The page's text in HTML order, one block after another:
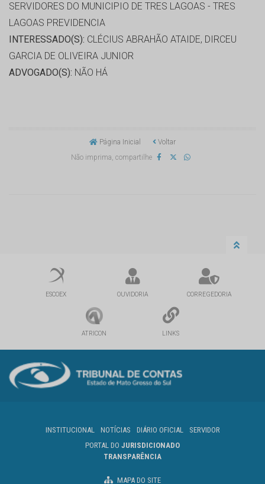
SERVIDORES DO MUNICIPIO DE TRES LAGOAS - TRES
LAGOAS PREVIDENCIA
INTERESSADO(S): CLÉCIUS ABRAHÃO ATAIDE, DIRCEU
GARCIA DE OLIVEIRA JUNIOR
ADVOGADO(S): NÃO HÁ
Página Inicial
Voltar
Não imprima, compartilhe
ESCOEX OUVIDORIA CORREGEDORIA
ATRICON LINKS
INSTITUCIONAL NOTÍCIAS DIÁRIO OFICIAL
SERVIDOR
PORTAL DO JURISDICIONADO
TRANSPARÊNCIA
MAPA DO SITE